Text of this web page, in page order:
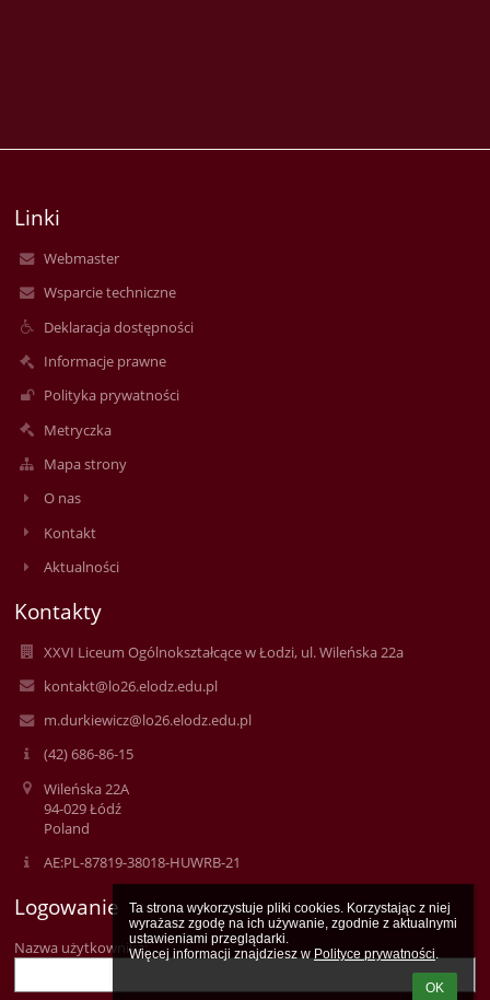
Ta strona wykorzystuje pliki cookies. Korzystając z niej
wyrażasz zgodę na ich używanie, zgodnie z aktualnymi
ustawieniami przeglądarki.
Więcej informacji znajdziesz w Polityce prywatności.
OK
Linki
Webmaster
Wsparcie techniczne
Deklaracja dostępności
Informacje prawne
Polityka prywatności
Metryczka
Mapa strony
O nas
Kontakt
Aktualności
Kontakty
XXVI Liceum Ogólnokształcące w Łodzi, ul. Wileńska 22a
kontakt@lo26.elodz.edu.pl
m.durkiewicz@lo26.elodz.edu.pl
(42) 686-86-15
Wileńska 22A
94-029 Łódź
Poland
AE:PL-87819-38018-HUWRB-21
Logowanie
Nazwa użytkownika: